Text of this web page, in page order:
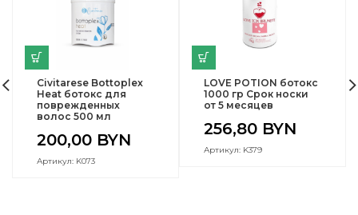
Civitarese Bottoplex
Heat ботокс для
поврежденных
волос 500 мл
200,00 BYN
Артикул: K073
LOVE POTION ботокс
1000 гр Срок носки
от 5 месяцев
256,80 BYN
Артикул: K379